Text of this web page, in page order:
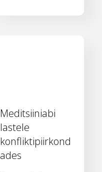
Meditsiiniabi
lastele
konfliktipiirkond
ades